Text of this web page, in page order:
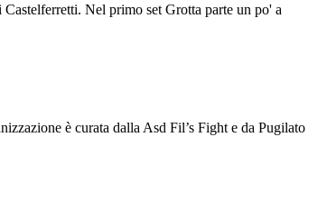
Nel primo set Grotta parte un po' a
è curata dalla Asd Fil’s Fight e da Pugilato